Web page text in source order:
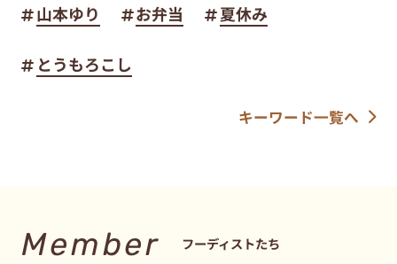
山本ゆり お弁当 夏休み
とうもろこし
キーワード一覧へ
Member フーディストたち